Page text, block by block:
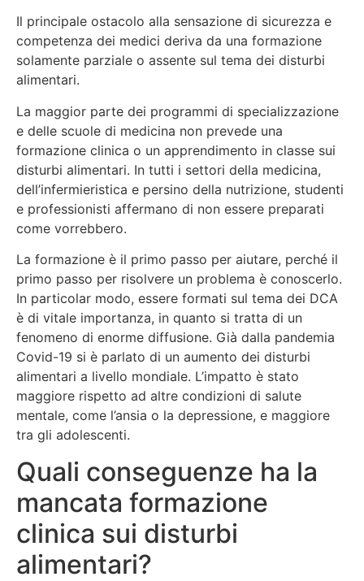
Il principale ostacolo alla sensazione di sicurezza e
competenza dei medici deriva da una formazione
solamente parziale o assente sul tema dei disturbi
alimentari.
La maggior parte dei programmi di specializzazione
e delle scuole di medicina non prevede una
formazione clinica o un apprendimento in classe sui
disturbi alimentari. In tutti i settori della medicina,
dell’infermieristica e persino della nutrizione, studenti
e professionisti affermano di non essere preparati
come vorrebbero.
La formazione è il primo passo per aiutare, perché il
primo passo per risolvere un problema è conoscerlo.
In particolar modo, essere formati sul tema dei DCA
è di vitale importanza, in quanto si tratta di un
fenomeno di enorme diffusione. Già dalla pandemia
Covid-19 si è parlato di un aumento dei disturbi
alimentari a livello mondiale. L’impatto è stato
maggiore rispetto ad altre condizioni di salute
mentale, come l’ansia o la depressione, e maggiore
tra gli adolescenti.
Quali conseguenze ha la
mancata formazione
clinica sui disturbi
alimentari?